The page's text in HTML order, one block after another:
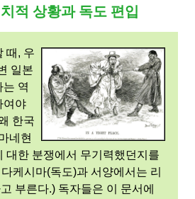
적 상황과 독도 편입
때, 우
일본
는 역
여야
한국
네현
대한 분쟁에서 무기력했던지를
케시마(독도)과 서양에서는 리
부른다.) 독자들은 이 문서에